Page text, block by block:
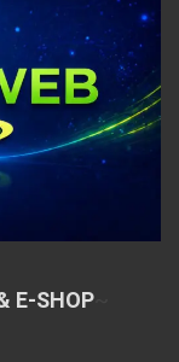
E-SHOP~